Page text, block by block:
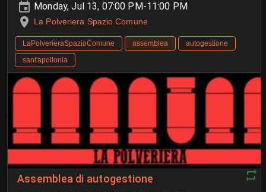
Monday, Jul 13, 07:00 PM-11:00 PM
La Polveriera Spazio Comune
LaPolverieraSpazioComune assemblea
autogestione
sant'apollonia
Assemblea di autogestione